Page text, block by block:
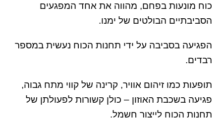
כוח מונעות בפחם, מהווה את אחד המפגעים
הסביבתיים הבולטים של ימנו.
הפגיעה בסביבה על ידי תחנות הכוח נעשית במספר
רבדים.
תופעות כמו זיהום אוויר, קרינה של קווי מתח גבוה,
פגיעה בשכבת האוזון – כולן קשורות לפעולתן של
תחנות הכוח לייצור חשמל.